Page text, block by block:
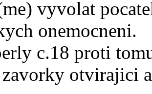
vyvolat
onemocneni.
c.18 proti
zavorky otvirajici